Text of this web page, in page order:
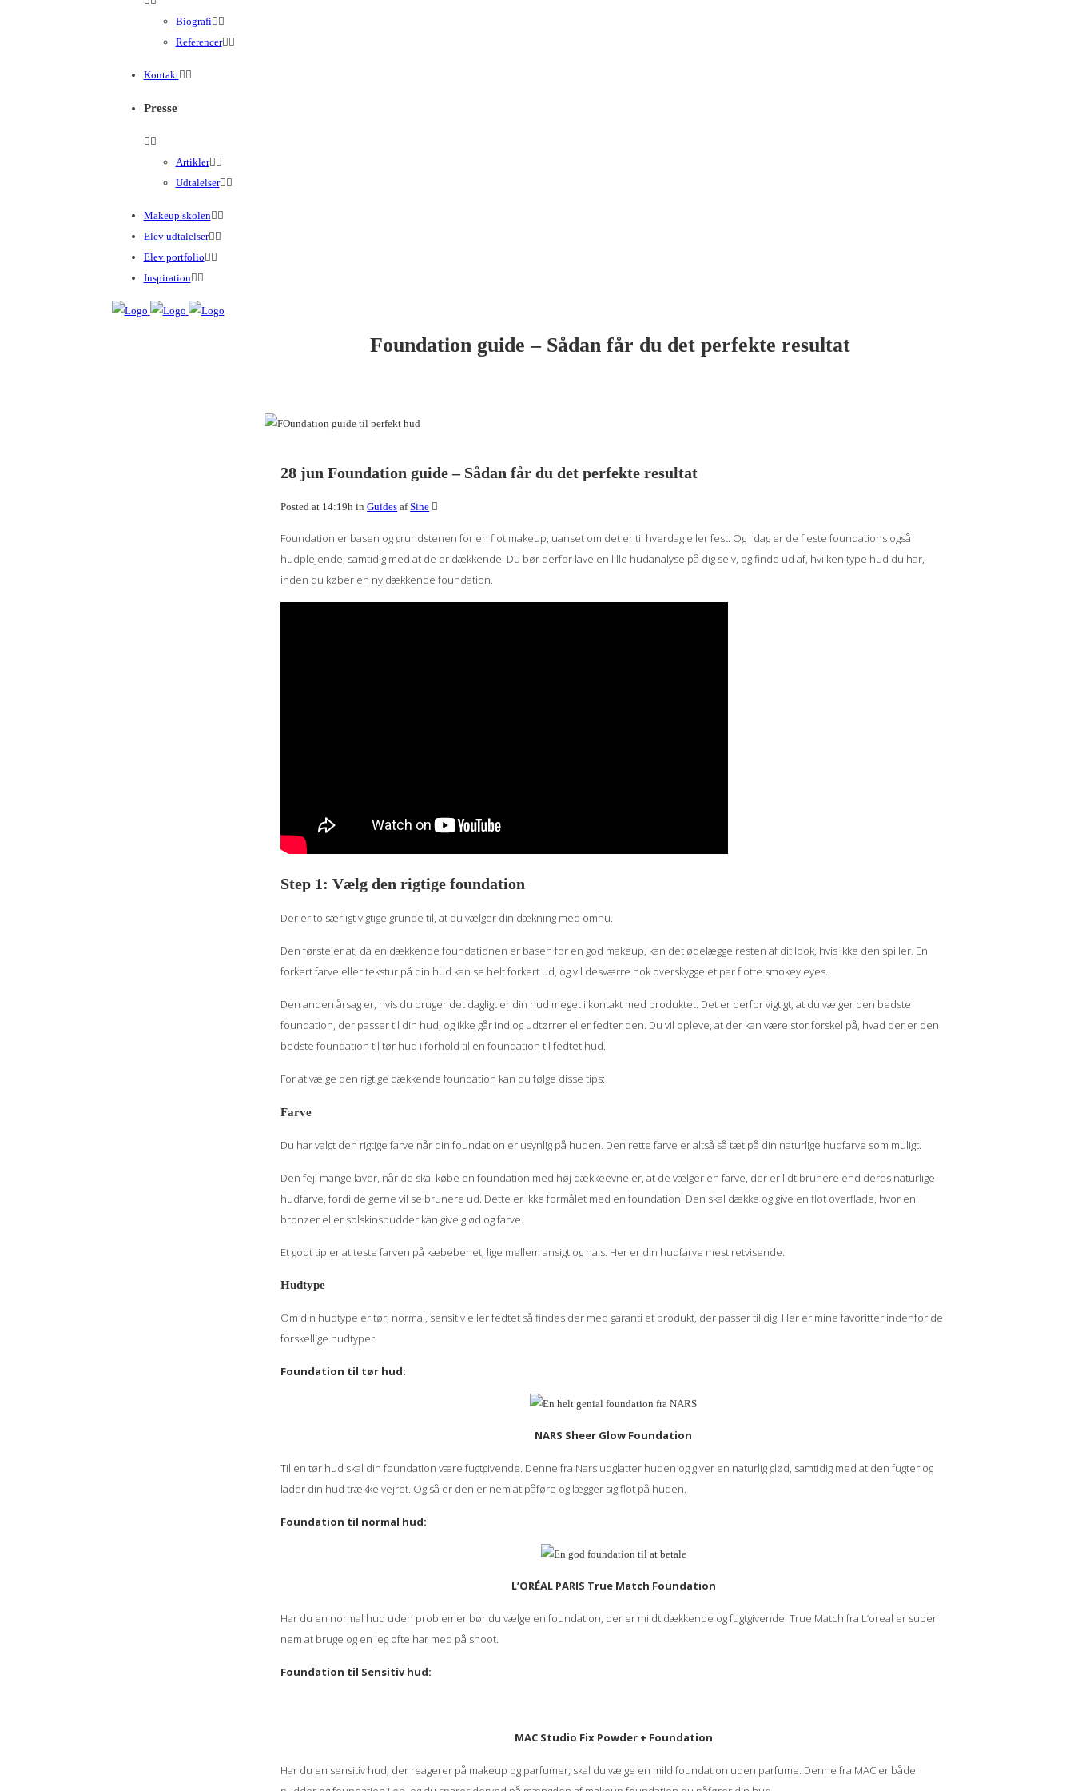
Biografi
Referencer
Kontakt
Presse
Artikler
Udtalelser
Makeup skolen
Elev udtalelser
Elev portfolio
Inspiration
Foundation guide – Sådan får du det perfekte resultat
28 jun Foundation guide – Sådan får du det perfekte resultat
Posted at 14:19h inGuides afSine
Foundation er basen og grundstenen for en flot makeup, uanset om det er til hverdag eller fest. Og i dag er de fleste foundations også
hudplejende, samtidig med at de er dækkende. Du bør derfor lave en lille hudanalyse på dig selv, og finde ud af, hvilken type hud du har,
inden du køber en ny dækkende foundation.
Step 1: Vælg den rigtige foundation
Der er to særligt vigtige grunde til, at du vælger din dækning med omhu.
Den første er at, da en dækkende foundationen er basen for en god makeup, kan det ødelægge resten af dit look, hvis ikke den spiller. En
forkert farve eller tekstur på din hud kan se helt forkert ud, og vil desværre nok overskygge et par flotte smokey eyes.
Den anden årsag er, hvis du bruger det dagligt er din hud meget i kontakt med produktet. Det er derfor vigtigt, at du vælger den bedste
foundation, der passer til din hud, og ikke går ind og udtørrer eller fedter den. Du vil opleve, at der kan være stor forskel på, hvad der er den
bedste foundation til tør hud i forhold til en foundation til fedtet hud.
For at vælge den rigtige dækkende foundation kan du følge disse tips:
Farve
Du har valgt den rigtige farve når din foundation er usynlig på huden. Den rette farve er altså så tæt på din naturlige hudfarve som muligt.
Den fejl mange laver, når de skal købe en foundation med høj dækkeevne er, at de vælger en farve, der er lidt brunere end deres naturlige
hudfarve, fordi de gerne vil se brunere ud. Dette er ikke formålet med en foundation! Den skal dække og give en flot overflade, hvor en
bronzer eller solskinspudder kan give glød og farve.
Et godt tip er at teste farven på kæbebenet, lige mellem ansigt og hals. Her er din hudfarve mest retvisende.
Hudtype
Om din hudtype er tør, normal, sensitiv eller fedtet så findes der med garanti et produkt, der passer til dig. Her er mine favoritter indenfor de
forskellige hudtyper.
Foundation til tør hud:
NARS Sheer Glow Foundation
Til en tør hud skal din foundation være fugtgivende. Denne fra Nars udglatter huden og giver en naturlig glød, samtidig med at den fugter og
lader din hud trække vejret. Og så er den er nem at påføre og lægger sig flot på huden.
Foundation til normal hud:
L’ORÉAL PARIS True Match Foundation
Har du en normal hud uden problemer bør du vælge en foundation, der er mildt dækkende og fugtgivende. True Match fra L’oreal er super
nem at bruge og en jeg ofte har med på shoot.
Foundation til Sensitiv hud:
MAC Studio Fix Powder + Foundation
Har du en sensitiv hud, der reagerer på makeup og parfumer, skal du vælge en mild foundation uden parfume. Denne fra MAC er både